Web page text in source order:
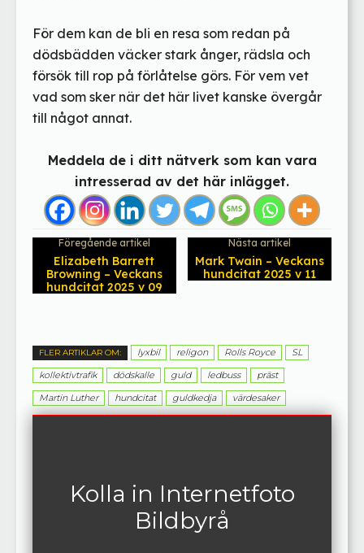
För dem kan de bli en resa som redan på
dödsbädden väcker stark ånger, rädsla och
försök till rop på förlåtelse görs. För vem vet
vad som sker när det här livet kanske övergår
till något annat.
Meddela de i ditt nätverk som kan vara
intresserad av det här inlägget.
Föregående artikel
Elizabeth Barrett
Browning – Veckans
hundcitat 2025 v 09
Nästa artikel
Mark Twain – Veckans
hundcitat 2025 v 11
FLER ARTIKLAR OM: lyxbil religon Rolls Royce
SL
kollektivtrafik
dödskalle guld ledbuss
präst
Martin Luther
hundcitat guldkedja värdesaker
Kolla in Internetfoto
Bildbyrå